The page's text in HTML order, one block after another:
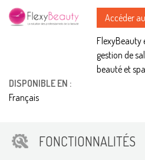
Accéder
FlexyBeauty
gestion de
beauté et spa
DISPONIBLE EN :
Français
FONCTIONNALITÉS